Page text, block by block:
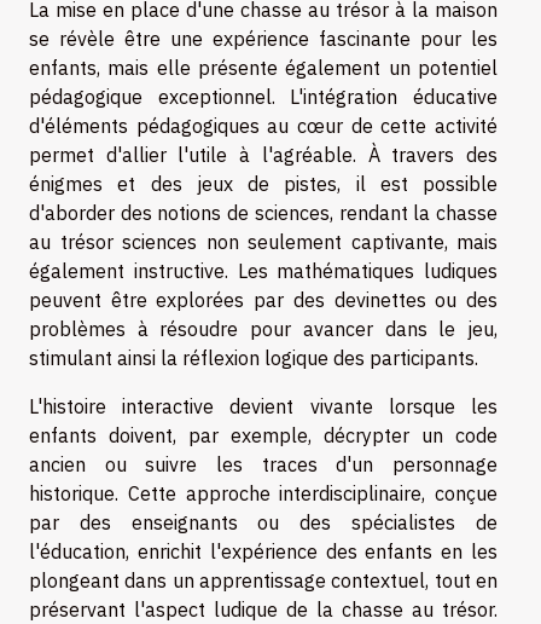
La mise en place d'une chasse au trésor à la maison
se révèle être une expérience fascinante pour les
enfants, mais elle présente également un potentiel
pédagogique exceptionnel. L'intégration éducative
d'éléments pédagogiques au cœur de cette activité
permet d'allier l'utile à l'agréable. À travers des
énigmes et des jeux de pistes, il est possible
d'aborder des notions de sciences, rendant la chasse
au trésor sciences non seulement captivante, mais
également instructive. Les mathématiques ludiques
peuvent être explorées par des devinettes ou des
problèmes à résoudre pour avancer dans le jeu,
stimulant ainsi la réflexion logique des participants.
L'histoire interactive devient vivante lorsque les
enfants doivent, par exemple, décrypter un code
ancien ou suivre les traces d'un personnage
historique. Cette approche interdisciplinaire, conçue
par des enseignants ou des spécialistes de
l'éducation, enrichit l'expérience des enfants en les
plongeant dans un apprentissage contextuel, tout en
préservant l'aspect ludique de la chasse au trésor.